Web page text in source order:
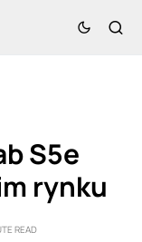
S5e
rynku
READ